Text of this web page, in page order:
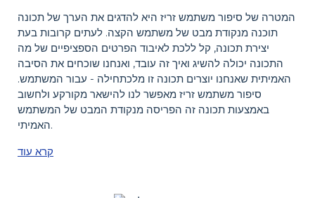
המטרה של סיפור משתמש זריז היא להדגים את הערך של תכונה
תוכנה מנקודת מבט של משתמש הקצה. לעתים קרובות בעת
יצירת תכונה, קל ללכת לאיבוד הפרטים הספציפיים של מה
התכונה יכולה להשיג ואיך זה עובד, ואנחנו שוכחים את הסיבה
האמיתית שאנחנו יוצרים תכונה זו מלכתחילה - עבור המשתמש.
סיפור משתמש זריז מאפשר לנו להישאר מקורקע ולחשוב
באמצעות תכונה זה הפריסה מנקודת המבט של המשתמש
האמיתי.
קרא עוד